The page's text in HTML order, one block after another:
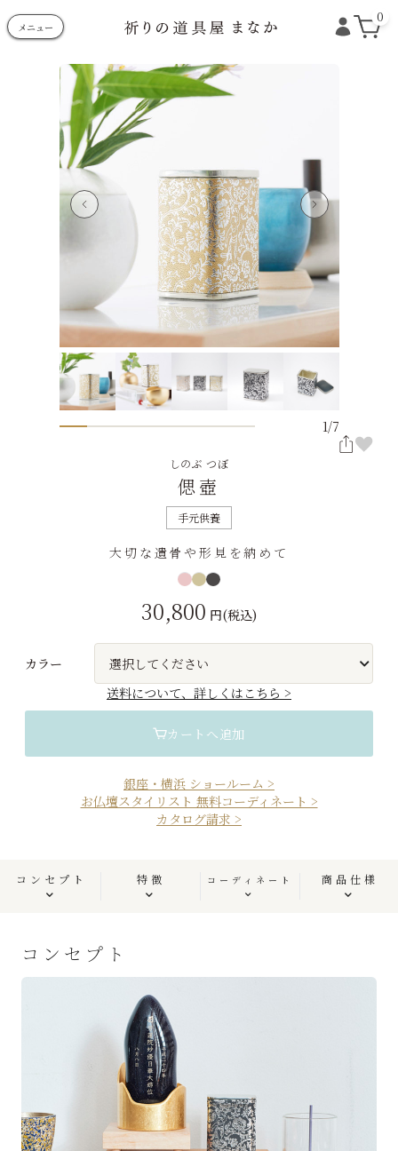
メニュー
0
1/7
しのぶ つぼ
偲壺
手元供養
大切な遺骨や形見を納めて
30,800 円(税込)
カラー
選択してください
送料について、詳しくはこちら >
カートへ追加
銀座・横浜 ショールーム >
お仏壇スタイリスト 無料コーディネート >
カタログ請求 >
コンセプト 特徴 コーディネート 商品仕様
コンセプト